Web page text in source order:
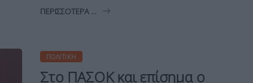
ΠΕΡΙΣΣΌΤΕΡΑ ...
ΠΟΛΙΤΙΚΉ
Στο ΠΑΣΟΚ και επίσημα ο